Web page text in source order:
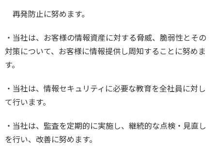
再発防止に努めます。
・当社は、お客様の情報資産に対する脅威、脆弱性とその
対策について、お客様に情報提供し周知することに努めま
す。
・当社は、情報セキュリティに必要な教育を全社員に対し
て行います。
・当社は、監査を定期的に実施し、継続的な点検・見直し
を行い、改善に努めます。